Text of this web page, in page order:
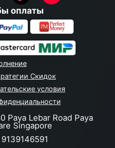
оплаты
Скидок
условия
Paya Lebar Road Paya
Singapore